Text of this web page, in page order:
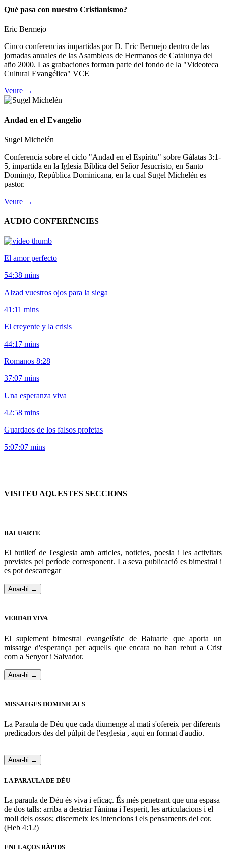
Qué pasa con nuestro Cristianismo?
Eric Bermejo
Cinco conferencias impartidas por D. Eric Bermejo dentro de las
jornadas anuales de las Asambleas de Hermanos de Catalunya del
año 2000. Las grabaciones forman parte del fondo de la "Videoteca
Cultural Evangélica" VCE
Veure →
Andad en el Evangelio
Sugel Michelén
Conferencia sobre el ciclo "Andad en el Espíritu" sobre Gálatas 3:1-
5, impartida en la Iglesia Bíblica del Señor Jesucristo, en Santo
Domingo, República Dominicana, en la cual Sugel Michelén es
pastor.
Veure →
AUDIO CONFERÈNCIES
El amor perfecto
54:38 mins
Alzad vuestros ojos para la siega
41:11 mins
El creyente y la crisis
44:17 mins
Romanos 8:28
37:07 mins
Una esperanza viva
42:58 mins
Guardaos de los falsos profetas
5:07:07 mins
VISITEU AQUESTES SECCIONS
BALUARTE
El butlletí de l'esglesia amb articles, noticies, poesia i les activitats
previstes pel període corresponent. La seva publicació es bimestral i
es pot descarregar
Anar-hi →
VERDAD VIVA
El suplement bimestral evangelístic de Baluarte que aporta un
missatge d'esperança per aquells que encara no han rebut a Crist
com a Senyor i Salvador.
Anar-hi →
MISSATGES DOMINICALS
La Paraula de Déu que cada diumenge al matí s'ofereix per diferents
predicadors des del púlpit de l'esglesia , aqui en format d'audio.
Anar-hi →
LA PARAULA DE DÉU
La paraula de Déu és viva i eficaç. És més penetrant que una espasa
de dos talls: arriba a destriar l'ànima i l'esperit, les articulacions i el
moll dels ossos; discerneix les intencions i els pensaments del cor.
(Heb 4:12)
ENLLAÇOS RÀPIDS